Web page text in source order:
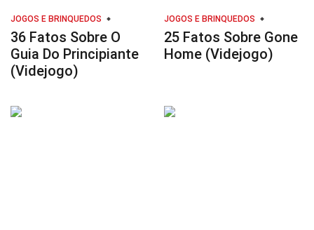
JOGOS E BRINQUEDOS
36 Fatos Sobre O
Guia Do Principiante
(Videjogo)
JOGOS E BRINQUEDOS
25 Fatos Sobre Gone
Home (Videjogo)